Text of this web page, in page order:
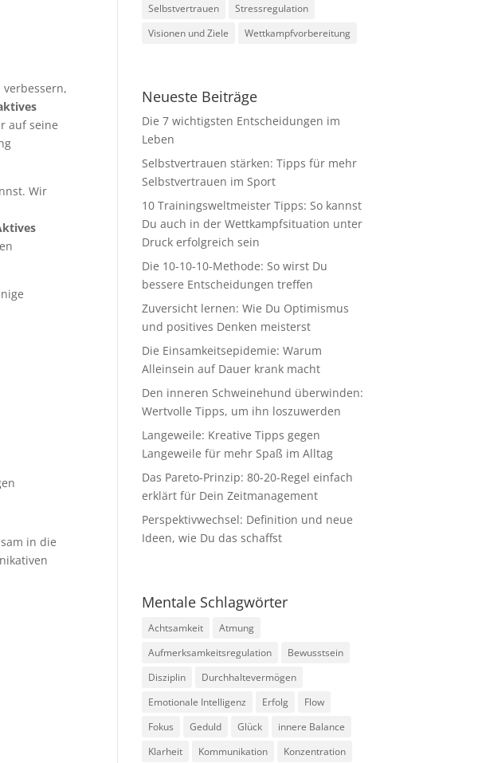
auf seine
Wir
in die
Selbstvertrauen
Stressregulation
Visionen und Ziele
Wettkampfvorbereitung
Neueste Beiträge
Die 7 wichtigsten Entscheidungen im
Leben
Selbstvertrauen stärken: Tipps für mehr
Selbstvertrauen im Sport
10 Trainingsweltmeister Tipps: So kannst
Du auch in der Wettkampfsituation unter
Druck erfolgreich sein
Die 10-10-10-Methode: So wirst Du
bessere Entscheidungen treffen
Zuversicht lernen: Wie Du Optimismus
und positives Denken meisterst
Die Einsamkeitsepidemie: Warum
Alleinsein auf Dauer krank macht
Den inneren Schweinehund überwinden:
Wertvolle Tipps, um ihn loszuwerden
Langeweile: Kreative Tipps gegen
Langeweile für mehr Spaß im Alltag
Das Pareto-Prinzip: 80-20-Regel einfach
erklärt für Dein Zeitmanagement
Perspektivwechsel: Definition und neue
Ideen, wie Du das schaffst
Mentale Schlagwörter
Achtsamkeit
Atmung
Aufmerksamkeitsregulation
Bewusstsein
Disziplin
Durchhaltevermögen
Emotionale Intelligenz
Erfolg
Flow
Fokus
Geduld Glück
innere Balance
Klarheit
Kommunikation
Konzentration